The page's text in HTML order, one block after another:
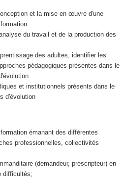
et la mise en œuvre d'une
du travail et de la production des
des adultes, identifier les
pédagogiques présentes dans le
et institutionnels présents dans le
d'évolution
émanant des différentes
professionnelles, collectivités
(demandeur, prescripteur) en
difficultés;